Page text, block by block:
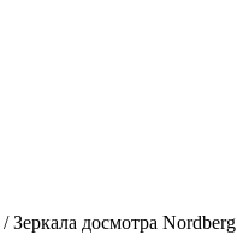
/ Зеркала досмотра Nordberg